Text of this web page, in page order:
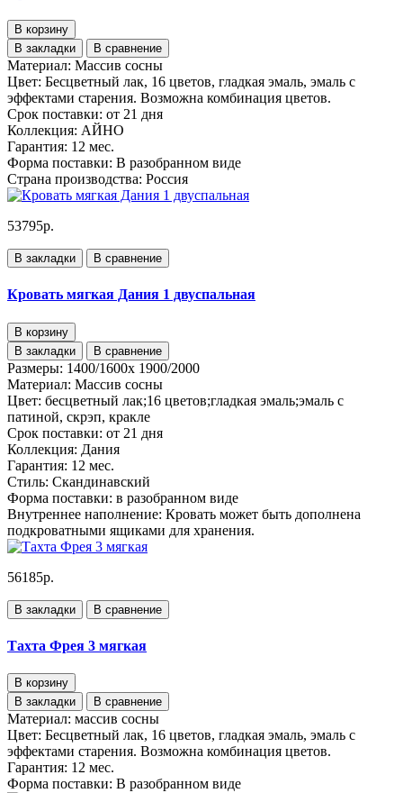
В корзину
В закладки
В сравнение
Материал: Массив сосны
Цвет: Бесцветный лак, 16 цветов, гладкая эмаль, эмаль с
эффектами старения. Возможна комбинация цветов.
Срок поставки: от 21 дня
Коллекция: АЙНО
Гарантия: 12 мес.
Форма поставки: В разобранном виде
Страна производства: Россия
53795р.
В закладки В сравнение
Кровать мягкая Дания 1 двуспальная
В корзину
В закладки
В сравнение
Размеры: 1400/1600х 1900/2000
Материал: Массив сосны
Цвет: бесцветный лак;16 цветов;гладкая эмаль;эмаль с
патиной, скрэп, кракле
Срок поставки: от 21 дня
Коллекция: Дания
Гарантия: 12 мес.
Стиль: Скандинавский
Форма поставки: в разобранном виде
Внутреннее наполнение: Кровать может быть дополнена
подкроватными ящиками для хранения.
56185р.
В закладки В сравнение
Тахта Фрея 3 мягкая
В корзину
В закладки
В сравнение
Материал: массив сосны
Цвет: Бесцветный лак, 16 цветов, гладкая эмаль, эмаль с
эффектами старения. Возможна комбинация цветов.
Гарантия: 12 мес.
Форма поставки: В разобранном виде